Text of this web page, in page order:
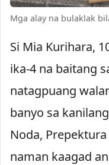
Mga alay na bulaklak
Si Mia Kurihara,
ika-4 na baitang
natagpuang
banyo sa
Noda,
naman kaagad